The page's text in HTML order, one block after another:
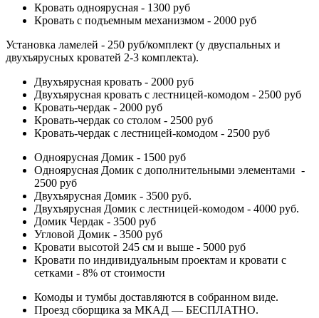
Кровать одноярусная - 1300 руб
Кровать с подъемным механизмом - 2000 руб
Установка ламелей - 250 руб/комплект (у двуспальных и
двухъярусных кроватей 2-3 комплекта).
Двухъярусная кровать - 2000 руб
Двухъярусная кровать с лестницей-комодом - 2500 руб
Кровать-чердак - 2000 руб
Кровать-чердак со столом - 2500 руб
Кровать-чердак с лестницей-комодом - 2500 руб
Одноярусная Домик - 1500 руб
Одноярусная Домик с дополнительными элементами -
2500 руб
Двухъярусная Домик - 3500 руб.
Двухъярусная Домик с лестницей-комодом - 4000 руб.
Домик Чердак - 3500 руб
Угловой Домик - 3500 руб
Кровати высотой 245 см и выше - 5000 руб
Кровати по индивидуальным проектам и кровати с
сетками - 8% от стоимости
Комоды и тумбы доставляются в собранном виде.
Проезд сборщика за МКАД — БЕСПЛАТНО.